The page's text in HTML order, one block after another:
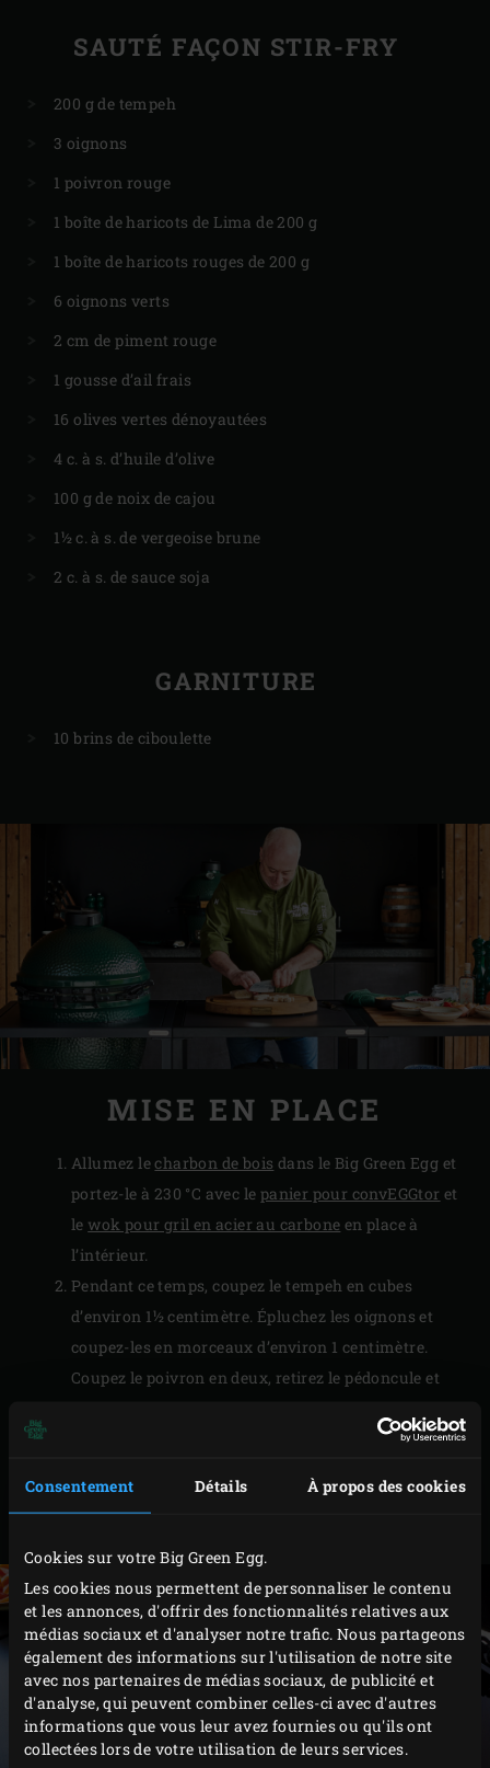
Consentement Détails À propos des cookies
Cookies sur votre Big Green Egg.
Les cookies nous permettent de personnaliser le contenu
et les annonces, d'offrir des fonctionnalités relatives aux
médias sociaux et d'analyser notre trafic. Nous partageons
également des informations sur l'utilisation de notre site
avec nos partenaires de médias sociaux, de publicité et
d'analyse, qui peuvent combiner celles-ci avec d'autres
informations que vous leur avez fournies ou qu'ils ont
collectées lors de votre utilisation de leurs services.
SAUTÉ FAÇON STIR-FRY
200 g de tempeh
3 oignons
1 poivron rouge
1 boîte de haricots de Lima de 200 g
1 boîte de haricots rouges de 200 g
6 oignons verts
2 cm de piment rouge
1 gousse d’ail frais
16 olives vertes dénoyautées
4 c. à s. d’huile d’olive
100 g de noix de cajou
1½ c. à s. de vergeoise brune
2 c. à s. de sauce soja
GARNITURE
10 brins de ciboulette
MISE EN PLACE
Allumez lecharbon de bois dans le Big Green Egg et
portez-le à 230 °C avec le panier pour convEGGtor et
le wok pour gril en acier au carbone en place à
l’intérieur.
Pendant ce temps, coupez le tempeh en cubes
d’environ 1½ centimètre. Épluchez les oignons et
coupez-les en morceaux d’environ 1 centimètre.
Coupez le poivron en deux, retirez le pédoncule et
Égouttez les haricots de Lima et les haricots rouges.
rondelles. Épluchez et hachez finement l’ail. Coupez